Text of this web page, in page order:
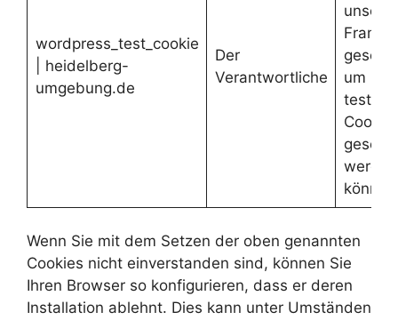
wordpress_test_cookie
| heidelberg-
umgebung.de
Der
Verantwortliche
um zu
testen,
gesetzt
werden
Wenn Sie mit dem Setzen der oben genannten
Cookies nicht einverstanden sind, können Sie
Ihren Browser so konfigurieren, dass er deren
Installation ablehnt. Dies kann unter Umständen